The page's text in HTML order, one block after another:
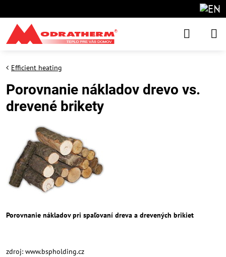
Efficient heating
Porovnanie nákladov drevo vs.
drevené brikety
Porovnanie nákladov pri spaľovaní dreva a drevených brikiet
zdroj: www.bspholding.cz